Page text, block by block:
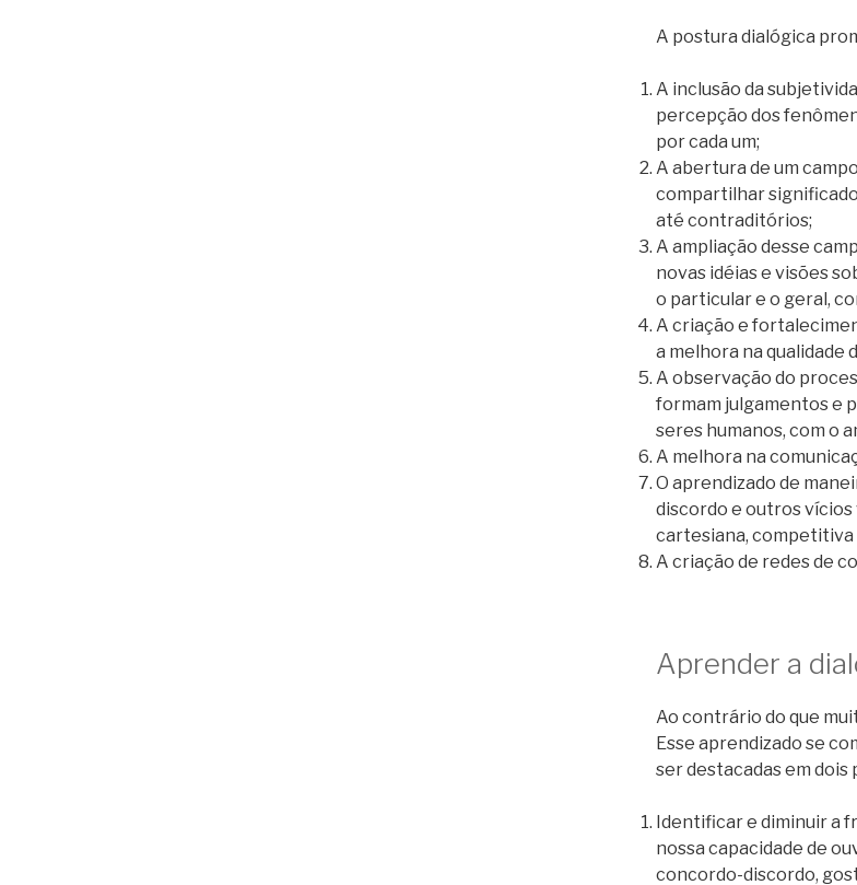
A postura dialógica
A inclusão da
percepção dos
por cada um;
A abertura de um
compartilhar
até contraditórios;
A ampliação desse
novas idéias e visões
o particular e o geral,
A criação e
a melhora na qualidade
A observação do
formam julgamentos e
seres humanos, com o
A melhora na
O aprendizado de
discordo e outros
cartesiana,
A criação de redes de
Aprender a
Ao contrário do que
Esse aprendizado se
ser destacadas em dois
Identificar e diminuir a
nossa capacidade de
concordo-discordo,